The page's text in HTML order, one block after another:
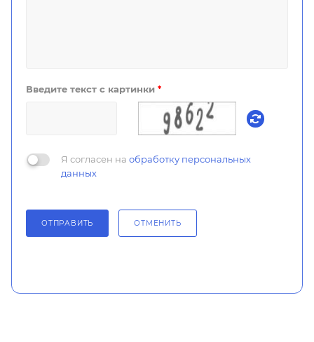
Введите текст с картинки *
Я согласен на обработку персональных
данных
ОТПРАВИТЬ ОТМЕНИТЬ